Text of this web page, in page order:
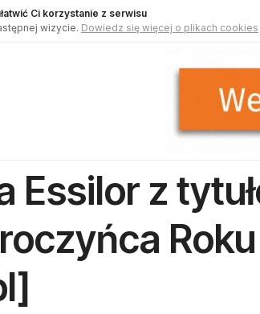
Ci korzystanie z serwisu
wizycie. Dowiedz się więcej o plikach cookies
Essilor z